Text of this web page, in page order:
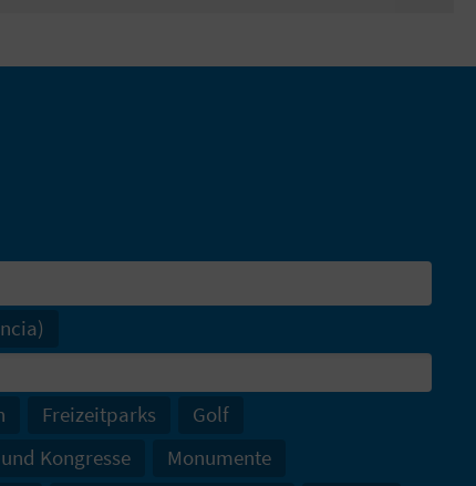
Freizeitparks
Golf
Kongresse
Monumente